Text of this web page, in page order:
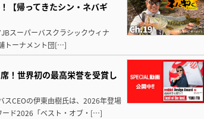
【帰ってきたシン・ネバギ
スーパーバスクラシックウィナ
トーナメント団[…]
！世界初の最高栄誉を受賞し
スCEOの伊東由樹氏は、2026年登場
ード2026「ベスト・オブ・[…]